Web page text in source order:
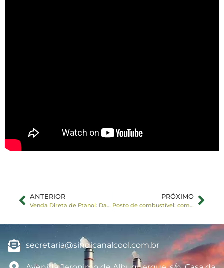
ANTERIOR
Venda Direta de Etanol: Das Indústrias para os Postos de combustível
PRÓXIMO
Posto de combustível: comercialização direta de etanol depende de adequações
secretaria@sindicanalcool.com.br